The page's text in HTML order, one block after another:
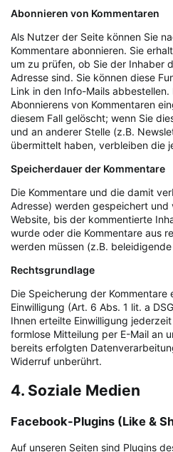
Abonnieren von Kommentaren
Als Nutzer der Seite können Sie
Kommentare abonnieren. Sie
um zu prüfen, ob Sie der Inhaber
Adresse sind. Sie können diese
Link in den Info-Mails abbestellen.
Abonnierens von Kommentaren
diesem Fall gelöscht; wenn Sie
und an anderer Stelle (z.B.
übermittelt haben, verbleiben die
Speicherdauer der Kommentare
Die Kommentare und die damit
Adresse) werden gespeichert und
Website, bis der kommentierte
wurde oder die Kommentare aus
werden müssen (z.B.
Rechtsgrundlage
Die Speicherung der
Einwilligung (Art. 6 Abs. 1 lit. a
Ihnen erteilte Einwilligung
formlose Mitteilung per E-Mail an
bereits erfolgten
Widerruf unberührt.
4. Soziale Medien
Facebook-Plugins (Like &
Auf unseren Seiten sind Plugins